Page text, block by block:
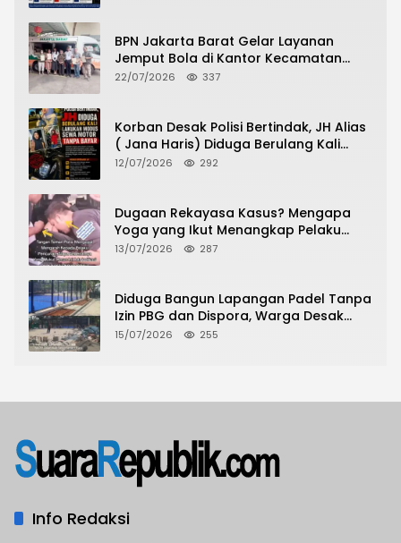
BPN Jakarta Barat Gelar Layanan
Jemput Bola di Kantor Kecamatan
Grogol Petamburan, Warga Antusias
22/07/2026 337
Korban Desak Polisi Bertindak, JH Alias
( Jana Haris) Diduga Berulang Kali
Lakukan Modus Sewa Motor Tanpa
12/07/2026 292
Dugaan Rekayasa Kasus? Mengapa
Yoga yang Ikut Menangkap Pelaku
Pencurian Toko Ponsel di Pancur Batu
13/07/2026 287
Diduga Bangun Lapangan Padel Tanpa
Izin PBG dan Dispora, Warga Desak
CKTRP dan Dispora Jakarta Barat
15/07/2026 255
Info Redaksi